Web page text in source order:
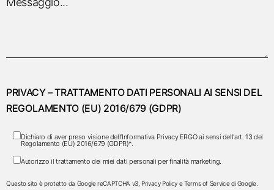
PRIVACY – TRATTAMENTO DATI PERSONALI AI SENSI DEL
REGOLAMENTO (EU) 2016/679 (GDPR)
Dichiaro di aver preso visione dell’Informativa PrivacyERGO ai sensi dell'art. 13 del
Regolamento (EU) 2016/679 (GDPR)*.
Autorizzo il trattamento dei miei dati personali per finalità marketing.
Questo sito è protetto da Google reCAPTCHA v3, Privacy Policy eTerms of Servicedi Google.